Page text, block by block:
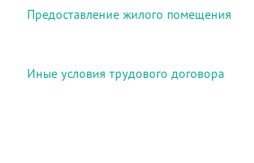
Предоставление жилого помещения
Иные условия трудового договора